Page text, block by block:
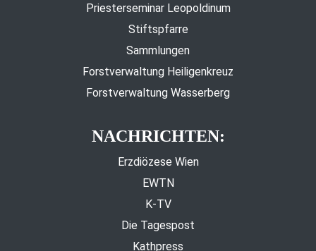
Priesterseminar Leopoldinum
Stiftspfarre
Sammlungen
Forstverwaltung Heiligenkreuz
Forstverwaltung Wasserberg
NACHRICHTEN:
Erzdiözese Wien
EWTN
K-TV
Die Tagespost
Kathpress